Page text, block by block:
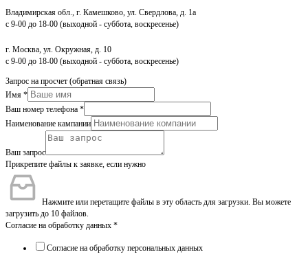
Владимирская обл., г. Камешково, ул. Свердлова, д. 1а
с 9-00 до 18-00 (выходной - суббота, воскресенье)
г. Москва, ул. Окружная, д. 10
с 9-00 до 18-00 (выходной - суббота, воскресенье)
Запрос на просчет (обратная связь)
Имя *
Ваш номер телефона *
Наименование кампании
Ваш запрос
Прикрепите файлы к заявке, если нужно
Нажмите или перетащите файлы в эту область для загрузки. Вы можете
загрузить до 10 файлов.
Согласие на обработку данных *
Согласие на обработку персональных данных